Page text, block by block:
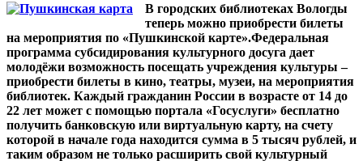
В городских библиотеках Вологды
теперь можно приобрести билеты
на мероприятия по «Пушкинской карте».Федеральная
программа субсидирования культурного досуга дает
молодёжи возможность посещать учреждения культуры –
приобрести билеты в кино, театры, музеи, на мероприятия
библиотек. Каждый гражданин России в возрасте от 14 до
22 лет может с помощью портала «Госуслуги» бесплатно
получить банковскую или виртуальную карту, на счету
которой в начале года находится сумма в 5 тысяч рублей, и
таким образом не только расширить свой культурный